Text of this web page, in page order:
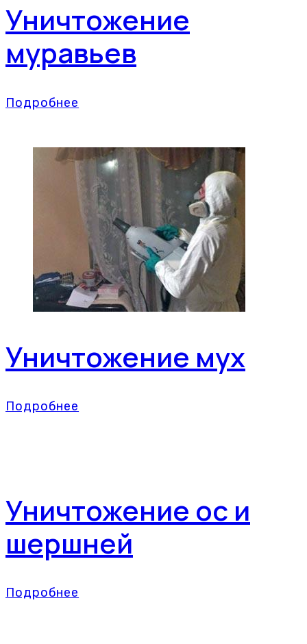
Уничтожение
муравьев
Подробнее
Уничтожение мух
Подробнее
Уничтожение ос и
шершней
Подробнее